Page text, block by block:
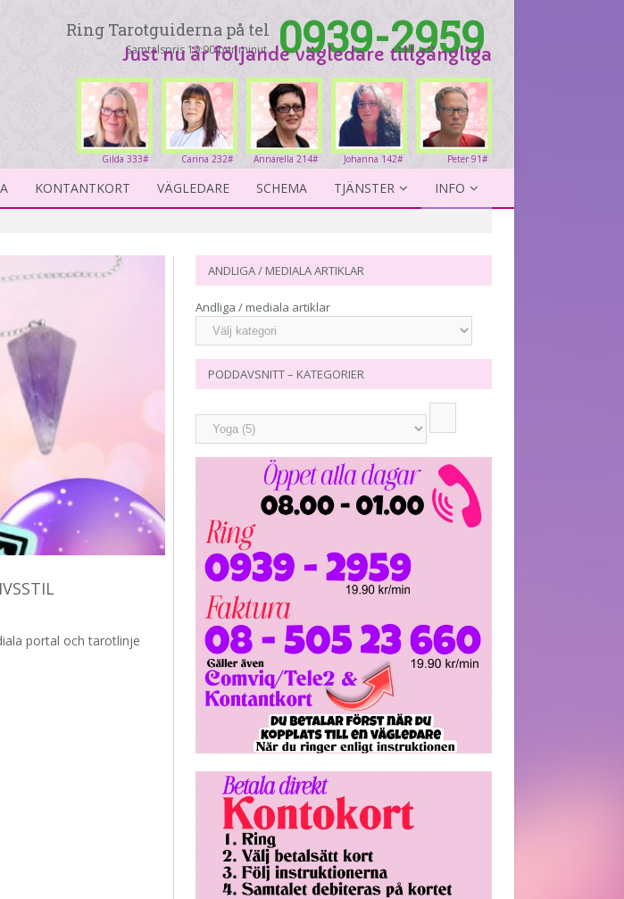
Ring Tarotguiderna på tel
Samtalspris 19:90 per minut. 0939-2959
Just nu är följande vägledare tillgängliga
Peter 91#
Johanna 142#
Annarella 214#
Carina 232#
Gilda 333#
KONTANTKORT VÄGLEDARE SCHEMA TJÄNSTER INFO
portal och tarotlinje
ANDLIGA / MEDIALA ARTIKLAR
Andliga / mediala artiklar
PODDAVSNITT – KATEGORIER